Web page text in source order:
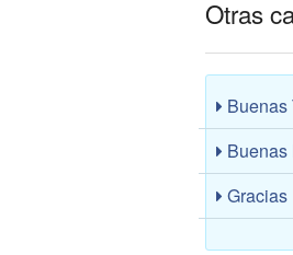
Otras
Buenas
Gracias